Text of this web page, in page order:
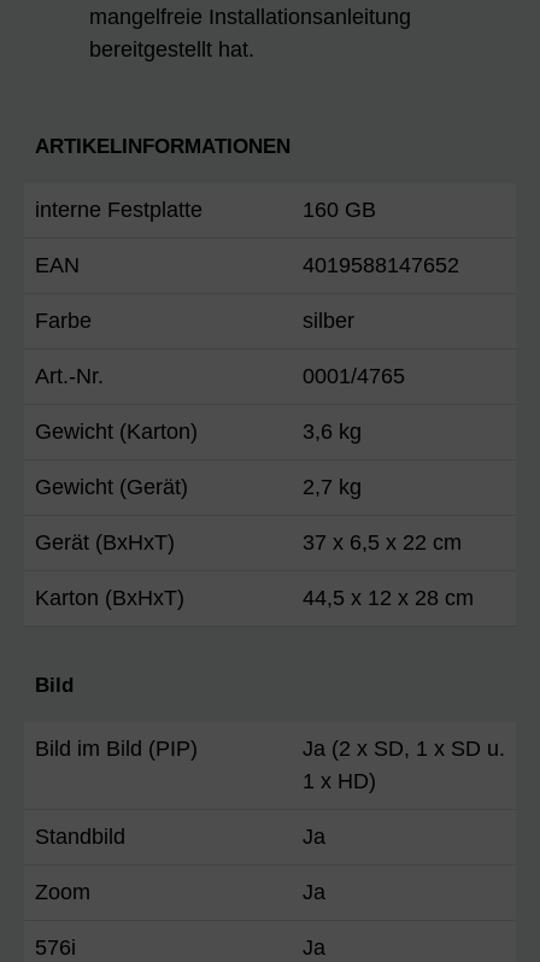
mangelfreie Installationsanleitung
bereitgestellt hat.
ARTIKELINFORMATIONEN
interne Festplatte 160 GB
EAN 4019588147652
Farbe silber
Art.-Nr. 0001/4765
Gewicht (Karton) 3,6 kg
Gewicht (Gerät) 2,7 kg
Gerät (BxHxT) 37 x 6,5 x 22 cm
Karton (BxHxT) 44,5 x 12 x 28 cm
Bild
Bild im Bild (PIP)
Ja (2 x SD, 1 x SD u.
1 x HD)
Standbild Ja
Zoom Ja
576i Ja